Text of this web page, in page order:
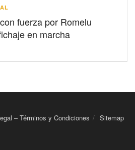
fuerza por Romelu
en marcha
– Términos y Condiciones Sitemap